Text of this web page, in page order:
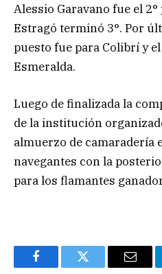
Alessio Garavano fue el
Estragó terminó 3°. Por
puesto fue para Colibrí y
Esmeralda.
Luego de finalizada la
de la institución
almuerzo de camaradería
navegantes con la
para los flamantes
FacebookTwitter Email